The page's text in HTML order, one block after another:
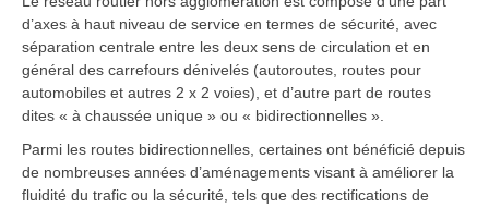
d’axes à haut niveau de service en termes de sécurité, avec
séparation centrale entre les deux sens de circulation et en
général des carrefours dénivelés (autoroutes, routes pour
automobiles et autres 2 x 2 voies), et d’autre part de routes
dites « à chaussée unique » ou « bidirectionnelles ».
Parmi les routes bidirectionnelles, certaines ont bénéficié depuis
de nombreuses années d’aménagements visant à améliorer la
fluidité du trafic ou la sécurité, tels que des rectifications de